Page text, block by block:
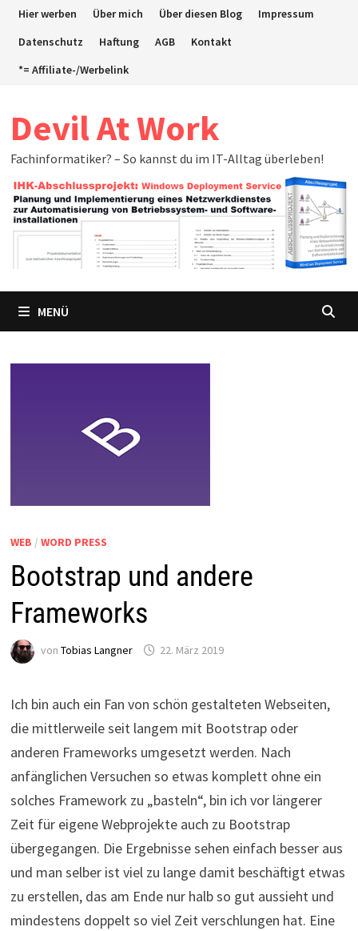
ZumHier werben Über mich Über diesen Blog
Impressum
Datenschutz
Haftung AGB
Kontakt
*= Affiliate-/Werbelink
Devil At Work
Fachinformatiker? – So kannst du im IT-Alltag überleben!
MENÜ
WEB / WORD PRESS
Bootstrap und andere
Frameworks
von Tobias Langner 22. März 2019
Ich bin auch ein Fan von schön gestalteten Webseiten,
die mittlerweile seit langem mit Bootstrap oder
anderen Frameworks umgesetzt werden. Nach
anfänglichen Versuchen so etwas komplett ohne ein
solches Framework zu „basteln“, bin ich vor längerer
Zeit für eigene Webprojekte auch zu Bootstrap
übergegangen. Die Ergebnisse sehen einfach besser aus
und man selber ist viel zu lange damit beschäftigt etwas
zu erstellen, das am Ende nur halb so gut aussieht und
mindestens doppelt so viel Zeit verschlungen hat. Eine